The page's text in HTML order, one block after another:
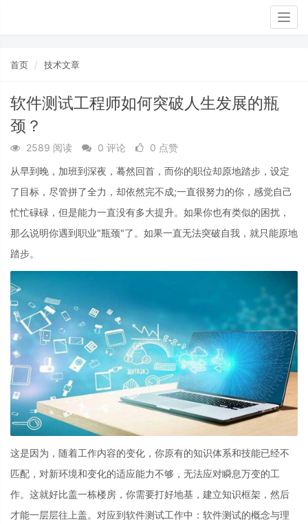
首页 技术文章
软件测试工程师如何突破人生发展的瓶
颈？
2589 阅读 0 评论
0 点赞
从早到晚，加班到深夜，蓦然回首，而你的职位却原地踏步，设定
了目标，尽管拼了全力，却依然完不成;一直很努力的你，感觉自己
忙忙碌碌，但是能力一直没有多大提升。如果你也有类似的困扰，
那么说明你遇到职业"瓶颈"了。如果一直无法突破自我，就只能原地
踏步。
这是因为，随着工作内容的变化，你原有的知识体系和技能已经不
匹配，对新环境和变化的适应能力不够，无法应对瞬息万变的工
作。这就好比盖一栋楼房，你需要打好地基，建立知识框架，然后
才能一层层往上盖。对应到软件测试工作中：软件测试的概念与理